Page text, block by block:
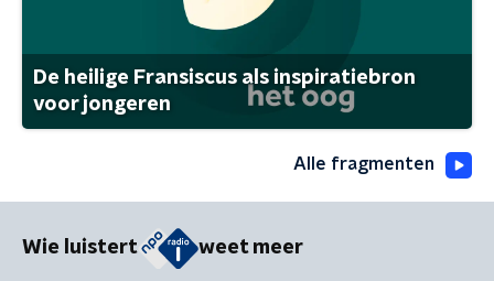
De heilige Fransiscus als inspiratiebron
voor jongeren
Alle fragmenten
Wie luistert weet meer